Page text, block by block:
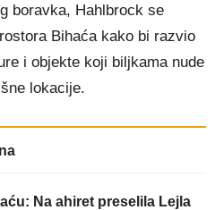
boravka, Hahlbrock se
Bihaća kako bi razvio
i objekte koji biljkama nude
lokacije.
Na ahiret preselila Lejla